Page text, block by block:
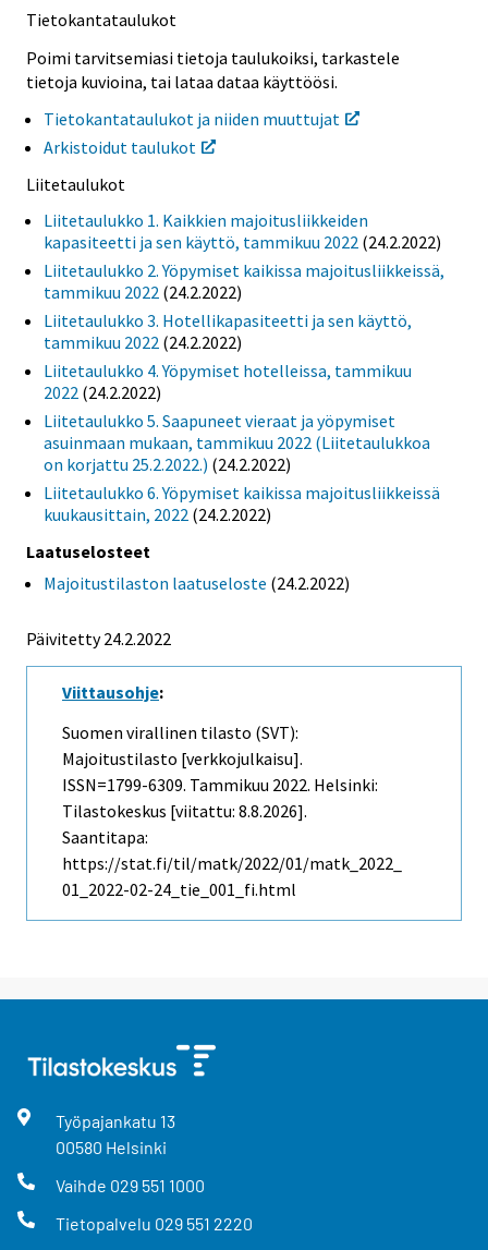
Tietokantataulukot
Poimi tarvitsemiasi tietoja taulukoiksi, tarkastele
tietoja kuvioina, tai lataa dataa käyttöösi.
Tietokantataulukot ja niiden muuttujat
Arkistoidut taulukot
Liitetaulukot
Liitetaulukko 1. Kaikkien majoitusliikkeiden
kapasiteetti ja sen käyttö, tammikuu 2022 (24.2.2022)
Liitetaulukko 2. Yöpymiset kaikissa majoitusliikkeissä,
tammikuu 2022 (24.2.2022)
Liitetaulukko 3. Hotellikapasiteetti ja sen käyttö,
tammikuu 2022 (24.2.2022)
Liitetaulukko 4. Yöpymiset hotelleissa, tammikuu
2022 (24.2.2022)
Liitetaulukko 5. Saapuneet vieraat ja yöpymiset
asuinmaan mukaan, tammikuu 2022 (Liitetaulukkoa
on korjattu 25.2.2022.) (24.2.2022)
Liitetaulukko 6. Yöpymiset kaikissa majoitusliikkeissä
kuukausittain, 2022 (24.2.2022)
Laatuselosteet
Majoitustilaston laatuseloste (24.2.2022)
Päivitetty 24.2.2022
Viittausohje:
Suomen virallinen tilasto (SVT):
Majoitustilasto [verkkojulkaisu].
ISSN=1799-6309. Tammikuu 2022. Helsinki:
Tilastokeskus [viitattu: 8.8.2026].
Saantitapa:
https://stat.fi/til/matk/2022/01/matk_2022_
01_2022-02-24_tie_001_fi.html
Työpajankatu 13
00580 Helsinki
Vaihde 029 551 1000
Tietopalvelu 029 551 2220